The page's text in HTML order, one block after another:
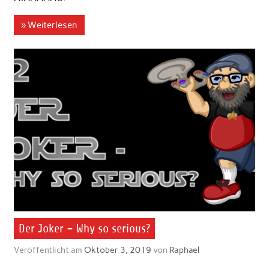
» Weiterlesen
Der Joker – Why so serious?
Veröffentlicht am Oktober 3, 2019 von Raphael